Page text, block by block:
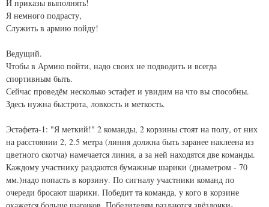
И приказы выполнять!
Я немного подрасту,
Служить в армию пойду!
Ведущий.
Чтобы в Армию пойти, надо своих не подводить и всегда
спортивным быть.
Сейчас проведём несколько эстафет и увидим на что вы способны.
Здесь нужна быстрота, ловкость и меткость.
Эстафета-1: "Я меткий!" 2 команды, 2 корзины стоят на полу, от них
на расстоянии 2, 2.5 метра (линия должна быть заранее наклеена из
цветного скотча) намечается линия, а за ней находятся две команды.
Каждому участнику раздаются бумажные шарики (диаметром - 70
мм.)надо попасть в корзину. По сигналу участники команд по
очереди бросают шарики. Победит та команда, у кого в корзине